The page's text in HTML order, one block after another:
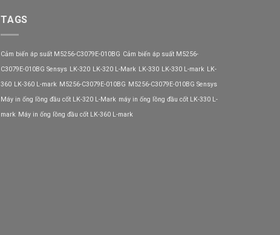
TAGS
Cảm biến áp suất M5256-C3079E-010BG Cảm biến áp suất M5256-
C3079E-010BG Sensys LK-320 LK-320 L-Mark LK-330 LK-330 L-mark LK-
360 LK-360 L-mark M5256-C3079E-010BG M5256-C3079E-010BG Sensys
Máy in ống lồng đầu cốt LK-320 L-Mark máy in ống lồng đầu cốt LK-330 L-
mark Máy in ống lồng đầu cốt LK-360 L-mark